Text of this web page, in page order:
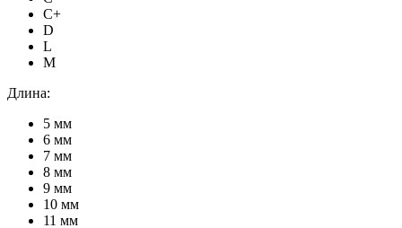
C+
D
L
M
Длина:
5 мм
6 мм
7 мм
8 мм
9 мм
10 мм
11 мм